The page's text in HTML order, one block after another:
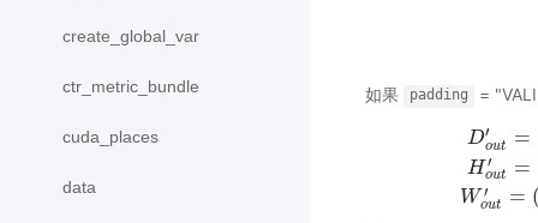
create_global_var
ctr_metric_bundle
cuda_places
data
如果 padding =
D′
out =
H ′
out =
W ′
out =
Dout′= (Di